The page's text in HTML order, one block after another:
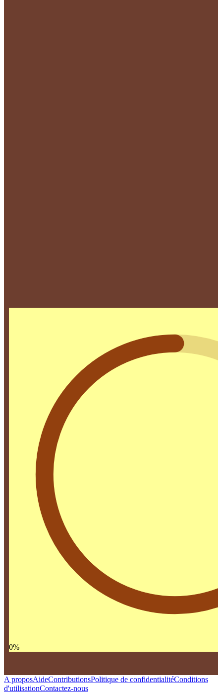
0%
A proposAideContributionsPolitique de confidentialitéConditions
d'utilisationContactez-nous